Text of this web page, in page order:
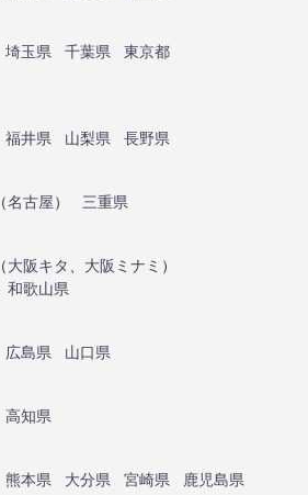
埼玉県 千葉県
東京都
福井県 山梨県
長野県
（名古屋）
三重県
（大阪キタ 大阪ミナミ ）
和歌山県
広島県
山口県
高知県
熊本県 大分県 宮崎県
鹿児島県